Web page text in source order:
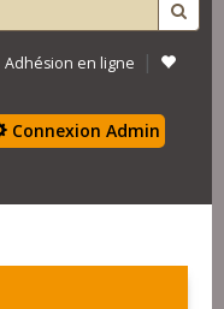
Adhésion en ligne |
Connexion Admin